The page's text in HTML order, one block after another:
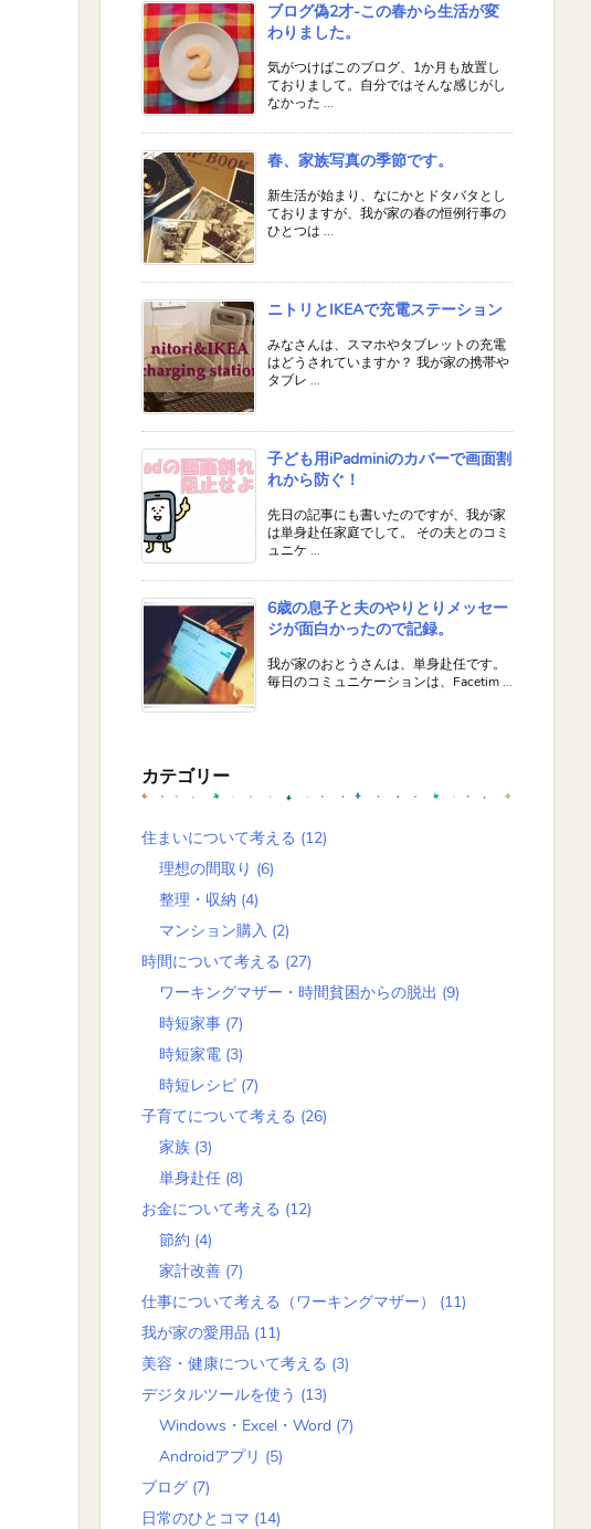
ブログ偽2才-この春から生活が変
わりました。
気がつけばこのブログ、1か月も放置し
ておりまして。自分ではそんな感じがし
なかった ...
春、家族写真の季節です。
新生活が始まり、なにかとドタバタとし
ておりますが、我が家の春の恒例行事の
ひとつは ...
ニトリとIKEAで充電ステーション
みなさんは、スマホやタブレットの充電
はどうされていますか？ 我が家の携帯や
タブレ ...
子ども用iPadminiのカバーで画面割
れから防ぐ！
先日の記事にも書いたのですが、我が家
は単身赴任家庭でして。 その夫とのコミ
ュニケ ...
6歳の息子と夫のやりとりメッセー
ジが面白かったので記録。
我が家のおとうさんは、単身赴任です。
毎日のコミュニケーションは、Facetim ...
カテゴリー
住まいについて考える (12)
理想の間取り (6)
整理・収納 (4)
マンション購入 (2)
時間について考える (27)
ワーキングマザー・時間貧困からの脱出 (9)
時短家事 (7)
時短家電 (3)
時短レシピ (7)
子育てについて考える (26)
家族 (3)
単身赴任 (8)
お金について考える (12)
節約 (4)
家計改善 (7)
仕事について考える（ワーキングマザー） (11)
我が家の愛用品 (11)
美容・健康について考える (3)
デジタルツールを使う (13)
Windows・Excel・Word (7)
Androidアプリ (5)
ブログ (7)
日常のひとコマ (14)